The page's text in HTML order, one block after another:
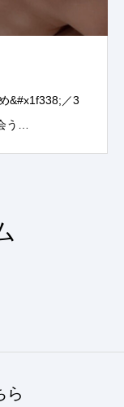
&#x1f338;／3
う…
ら